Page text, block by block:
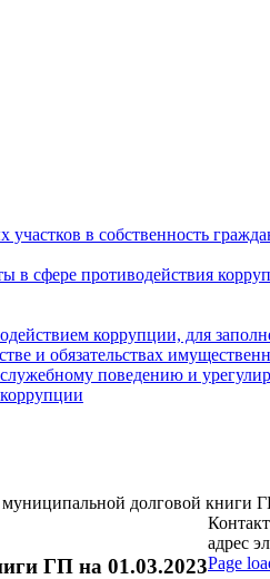
участков в собственность
в сфере противодействия
коррупции, для
и обязательствах
поведению и
долговой книги
ГП на 01.03.2023
адрес
Page